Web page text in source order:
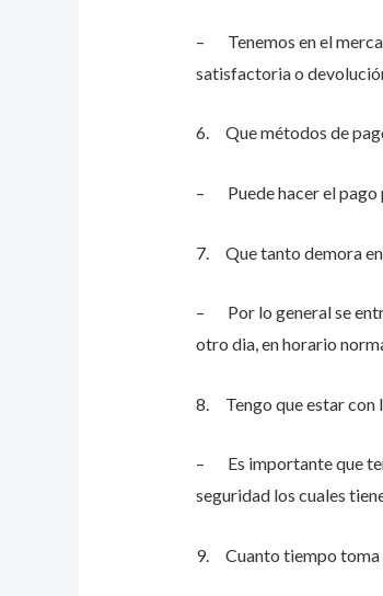
– Tenemos en el
satisfactoria o
6. Que métodos de
– Puede hacer el pago
7. Que tanto demora
– Por lo general se
otro dia, en horario
8. Tengo que estar con
– Es importante que
seguridad los cuales
9. Cuanto tiempo toma